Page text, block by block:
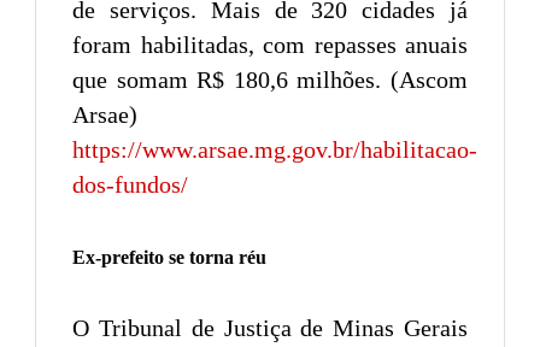
de serviços. Mais de 320 cidades já
foram habilitadas, com repasses anuais
que somam R$ 180,6 milhões. (Ascom
Arsae)
https://www.arsae.mg.gov.br/habilitacao-
dos-fundos/
Ex-prefeito se torna réu
O Tribunal de Justiça de Minas Gerais